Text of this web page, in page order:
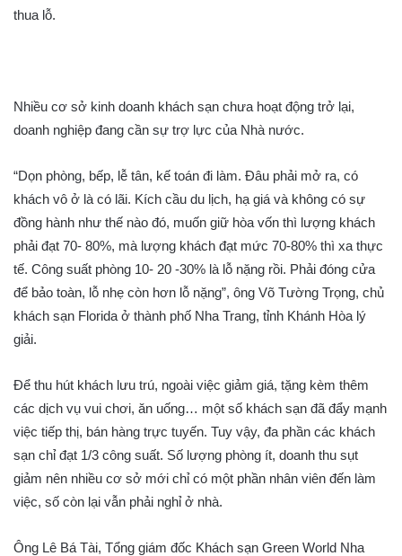
thua lỗ.
Nhiều cơ sở kinh doanh khách sạn chưa hoạt động trở lại,
doanh nghiệp đang cần sự trợ lực của Nhà nước.
“Dọn phòng, bếp, lễ tân, kế toán đi làm. Đâu phải mở ra, có
khách vô ở là có lãi. Kích cầu du lịch, hạ giá và không có sự
đồng hành như thế nào đó, muốn giữ hòa vốn thì lượng khách
phải đạt 70- 80%, mà lượng khách đạt mức 70-80% thì xa thực
tế. Công suất phòng 10- 20 -30% là lỗ nặng rồi. Phải đóng cửa
để bảo toàn, lỗ nhẹ còn hơn lỗ nặng”, ông Võ Tường Trọng, chủ
khách sạn Florida ở thành phố Nha Trang, tỉnh Khánh Hòa lý
giải.
Để thu hút khách lưu trú, ngoài việc giảm giá, tặng kèm thêm
các dịch vụ vui chơi, ăn uống… một số khách sạn đã đẩy mạnh
việc tiếp thị, bán hàng trực tuyến. Tuy vậy, đa phần các khách
sạn chỉ đạt 1/3 công suất. Số lượng phòng ít, doanh thu sụt
giảm nên nhiều cơ sở mới chỉ có một phần nhân viên đến làm
việc, số còn lại vẫn phải nghỉ ở nhà.
Ông Lê Bá Tài, Tổng giám đốc Khách sạn Green World Nha